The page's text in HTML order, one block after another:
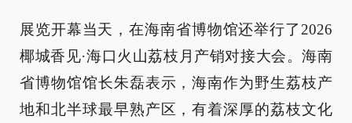
展览开幕当天，在海南省博物馆还举行了2026
椰城香见·海口火山荔枝月产销对接大会。海南
省博物馆馆长朱磊表示，海南作为野生荔枝产
地和北半球最早熟产区，有着深厚的荔枝文化